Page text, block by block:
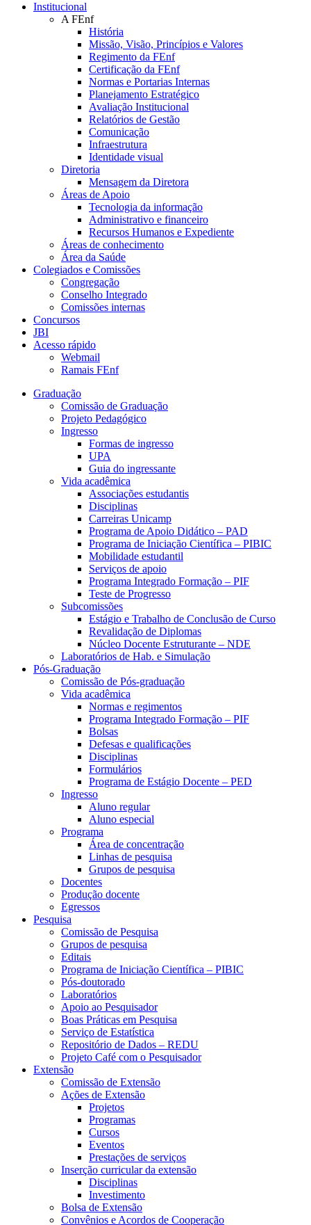
Institucional
A FEnf
História
Missão, Visão, Princípios e Valores
Regimento da FEnf
Certificação da FEnf
Normas e Portarias Internas
Planejamento Estratégico
Avaliação Institucional
Relatórios de Gestão
Comunicação
Infraestrutura
Identidade visual
Diretoria
Mensagem da Diretora
Áreas de Apoio
Tecnologia da informação
Administrativo e financeiro
Recursos Humanos e Expediente
Áreas de conhecimento
Área da Saúde
Colegiados e Comissões
Congregação
Conselho Integrado
Comissões internas
Concursos
JBI
Acesso rápido
Webmail
Ramais FEnf
Graduação
Comissão de Graduação
Projeto Pedagógico
Ingresso
Formas de ingresso
UPA
Guia do ingressante
Vida acadêmica
Associações estudantis
Disciplinas
Carreiras Unicamp
Programa de Apoio Didático – PAD
Programa de Iniciação Científica – PIBIC
Mobilidade estudantil
Serviços de apoio
Programa Integrado Formação – PIF
Teste de Progresso
Subcomissões
Estágio e Trabalho de Conclusão de Curso
Revalidação de Diplomas
Núcleo Docente Estruturante – NDE
Laboratórios de Hab. e Simulação
Pós-Graduação
Comissão de Pós-graduação
Vida acadêmica
Normas e regimentos
Programa Integrado Formação – PIF
Bolsas
Defesas e qualificações
Disciplinas
Formulários
Programa de Estágio Docente – PED
Ingresso
Aluno regular
Aluno especial
Programa
Área de concentração
Linhas de pesquisa
Grupos de pesquisa
Docentes
Produção docente
Egressos
Pesquisa
Comissão de Pesquisa
Grupos de pesquisa
Editais
Programa de Iniciação Científica – PIBIC
Pós-doutorado
Laboratórios
Apoio ao Pesquisador
Boas Práticas em Pesquisa
Serviço de Estatística
Repositório de Dados – REDU
Projeto Café com o Pesquisador
Extensão
Comissão de Extensão
Ações de Extensão
Projetos
Programas
Cursos
Eventos
Prestações de serviços
Inserção curricular da extensão
Disciplinas
Investimento
Bolsa de Extensão
Convênios e Acordos de Cooperação